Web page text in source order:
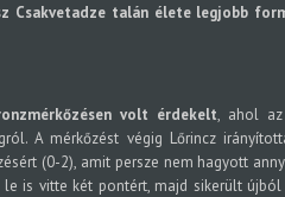
Csakvetadze talán élete legjobb
volt érdekelt, ahol az
A mérkőzést végig Lőrincz
(0-2), amit persze nem hagyott
le is vitte két pontért, majd sikerült